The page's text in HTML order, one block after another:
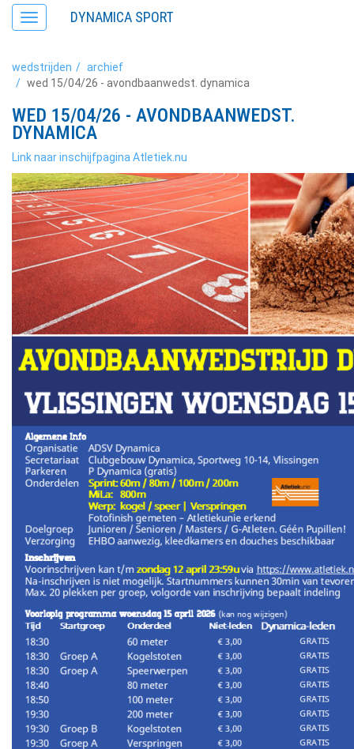
Toggle
navigation
DYNAMICA SPORT
wedstrijden
archief
wed 15/04/26 - avondbaanwedst. dynamica
WED 15/04/26 - AVONDBAANWEDST.
DYNAMICA
Link naar inschijfpagina Atletiek.nu